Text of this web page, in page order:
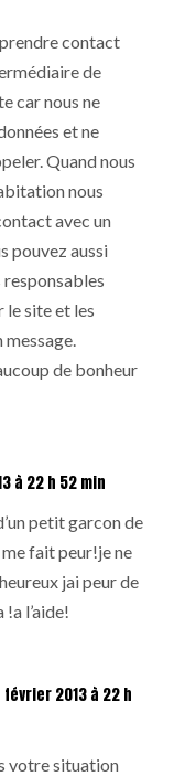
contact
de
car nous ne
et ne
Quand nous
nous
avec un
pouvez aussi
site et les
message.
de bonheur
à 22 h 52 min
petit garcon de
fait peur!je ne
jai peur de
l’aide!
2013 à 22 h
votre situation